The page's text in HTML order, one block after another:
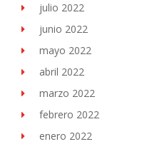
julio 2022
junio 2022
mayo 2022
abril 2022
marzo 2022
febrero 2022
enero 2022